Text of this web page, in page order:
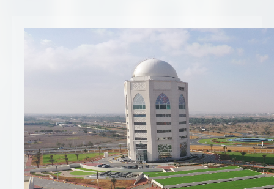
الأسئلة الشائعة
سياسة النظام الإداري المتكامل
جوائز و شهادات
الميثاق
سياسة أمن المعلومات
سياسة الموردين و المشتريات
Vendor Portal - منصة الشركات